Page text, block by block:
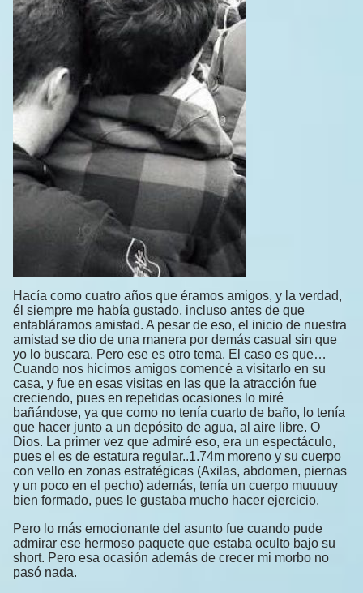
Hacía como cuatro años que éramos amigos, y la verdad,
él siempre me había gustado, incluso antes de que
entabláramos amistad. A pesar de eso, el inicio de nuestra
amistad se dio de una manera por demás casual sin que
yo lo buscara. Pero ese es otro tema. El caso es que…
Cuando nos hicimos amigos comencé a visitarlo en su
casa, y fue en esas visitas en las que la atracción fue
creciendo, pues en repetidas ocasiones lo miré
bañándose, ya que como no tenía cuarto de baño, lo tenía
que hacer junto a un depósito de agua, al aire libre. O
Dios. La primer vez que admiré eso, era un espectáculo,
pues el es de estatura regular..1.74m moreno y su cuerpo
con vello en zonas estratégicas (Axilas, abdomen, piernas
y un poco en el pecho) además, tenía un cuerpo muuuuy
bien formado, pues le gustaba mucho hacer ejercicio.
Pero lo más emocionante del asunto fue cuando pude
admirar ese hermoso paquete que estaba oculto bajo su
short. Pero esa ocasión además de crecer mi morbo no
pasó nada.